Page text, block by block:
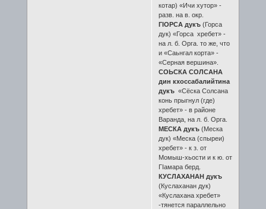
котар) «Ичи хутор» -
разв. на в. окр.
ГIОРСА дукъ(Горса
дук) «Горса хребет» -
на л. б. Орга. то же, что
и «Саьнгал корта» -
«Серная вершина».
СОЬСКА СОЛСАНА
дин кхоссабалийтина
дукъ«Сёска Солсана
конь прыгнул (где)
хребет» - в районе
Варанда, на л. б. Орга.
МЕСКА дукъ(Меска
дук) «Меска (спыреи)
хребет» - к з. от
Момыш-хьости и к ю. от
ГIамара берд.
КУСЛАХАНАН дукъ
(Куслаханан дук)
«Куслахана хребет»
-тянется параллельно